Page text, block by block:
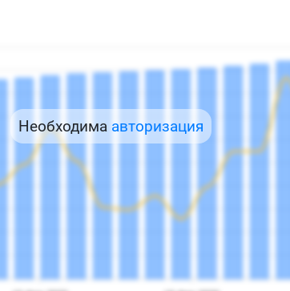
Необходима авторизация